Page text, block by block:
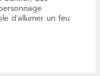
d'allumer un feu